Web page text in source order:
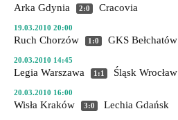
Arka Gdynia 2:0 Cracovia
19.03.2010 20:00
Ruch Chorzów 1:0 GKS Bełchatów
20.03.2010 14:45
Legia Warszawa 1:1 Śląsk Wrocław
20.03.2010 16:00
Wisła Kraków 3:0 Lechia Gdańsk